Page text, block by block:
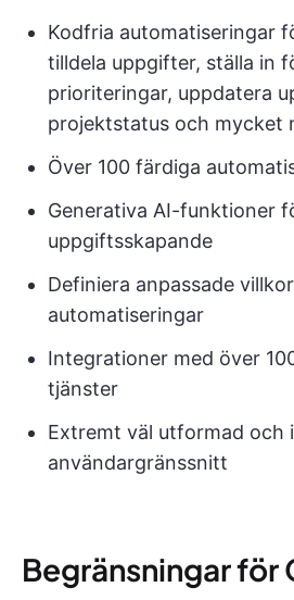
Kodfria automatiseringar
tilldela uppgifter, ställa in
prioriteringar, uppdatera
projektstatus och mycket
Över 100 färdiga
Generativa AI-funktioner
uppgiftsskapande
Definiera anpassade
automatiseringar
Integrationer med över
tjänster
Extremt väl utformad och
användargränssnitt
Begränsningar för